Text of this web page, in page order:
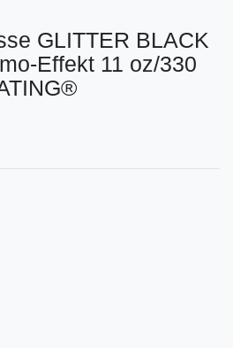
GLITTER BLACK
Effekt 11 oz/330